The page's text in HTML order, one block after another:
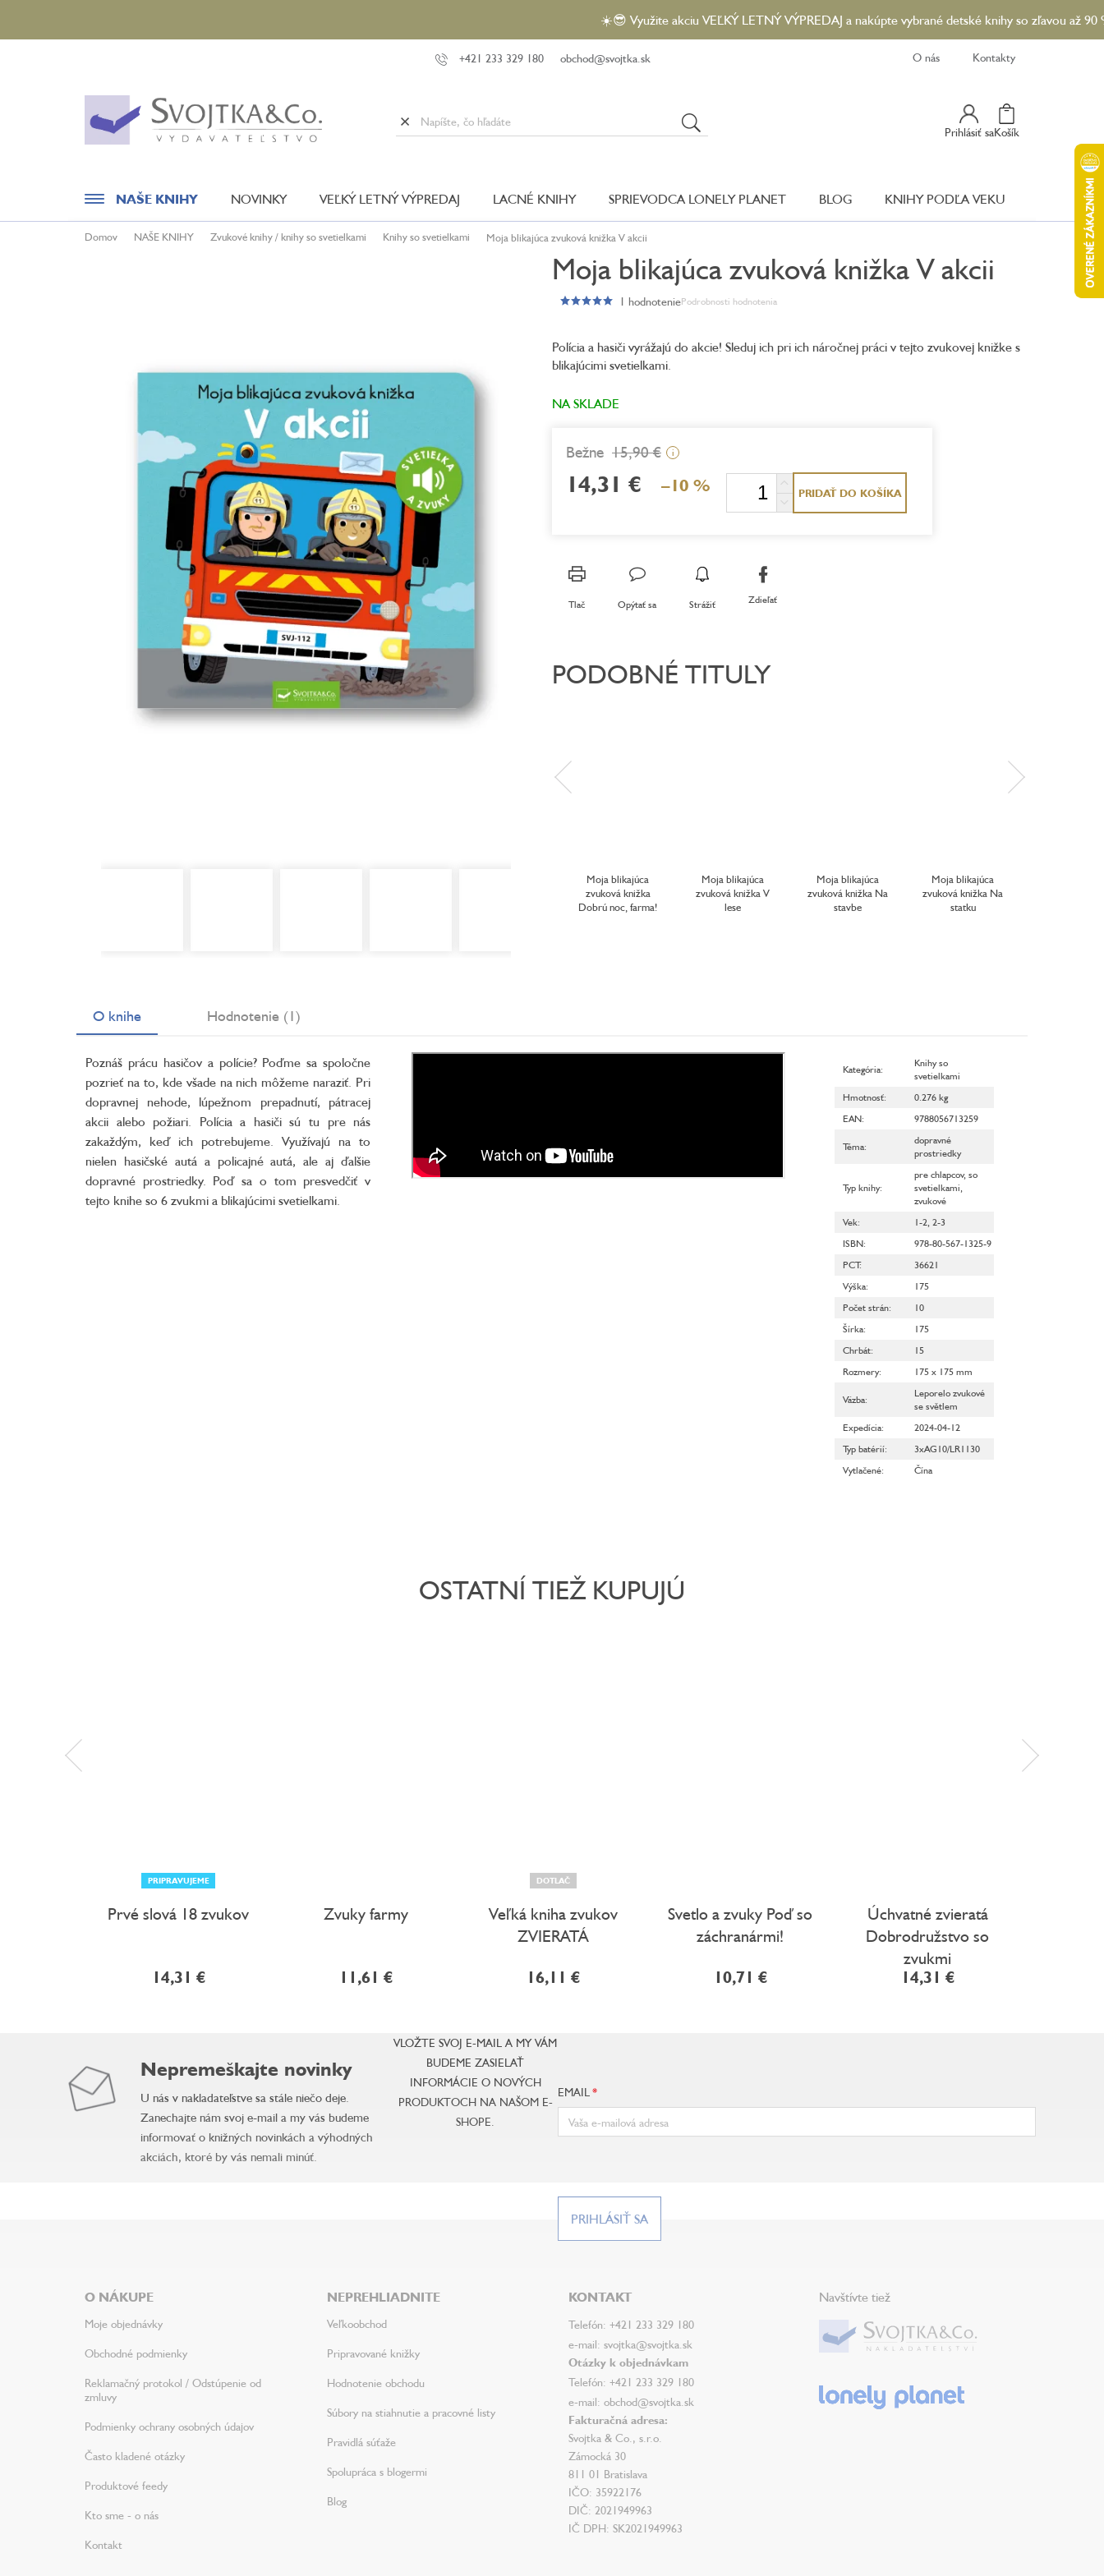
obsah
☀️😎 Využite akciu VEĽKÝ LETNÝ VÝPREDAJ a nakúpte vybrané detské knihy so zľavou až 90 %...😎☀️
+421 233 329 180 obchod@svojtka.sk O nás Kontakty
Prihlásiť sa
Nákupný
Košík
NAŠE KNIHY
Minipédie
Aktivity / Samolepky
Rozprávky a príbehy
NOVINKY VEĽKÝ LETNÝ VÝPREDAJ LACNÉ KNIHY SPRIEVODCA LONELY PLANET BLOG KNIHY PODĽA VEKU
Domov NAŠE KNIHY Zvukové knihy / knihy so svetielkami Knihy so svetielkami Moja blikajúca zvuková knižka V akcii
Moja blikajúca zvuková knižka V akcii
Podrobnosti hodnotenia
Priemerné
je
5,0
5
hviezdičiek.
1 hodnotenie
Polícia a hasiči vyrážajú do akcie! Sleduj ich pri ich náročnej práci v tejto zvukovej knižke s
blikajúcimi svetielkami.
NA SKLADE
15,90 € i
14,31 € –10 % PRIDAŤ DO KOŠÍKA
Tlač Opýtať sa Strážiť Zdieľať
PODOBNÉ TITULY
Moja blikajúca
zvuková knižka
Dobrú noc, farma!
Moja blikajúca
zvuková knižka V
lese
Moja blikajúca
zvuková knižka Na
stavbe
Moja blikajúca
zvuková knižka Na
statku
O knihe Hodnotenie (1)
Poznáš prácu hasičov a polície? Poďme sa spoločne
pozrieť na to, kde všade na nich môžeme naraziť. Pri
dopravnej nehode, lúpežnom prepadnutí, pátracej
akcii alebo požiari. Polícia a hasiči sú tu pre nás
zakaždým, keď ich potrebujeme. Využívajú na to
nielen hasičské autá a policajné autá, ale aj ďalšie
dopravné prostriedky. Poď sa o tom presvedčiť v
tejto knihe so 6 zvukmi a blikajúcimi svetielkami.
Kategória:
Knihy so
svetielkami
Hmotnosť:
0.276 kg
EAN: 9788056713259
Téma:
dopravné
prostriedky
Typ knihy:
pre chlapcov, so
svetielkami,
zvukové
Vek: 1-2, 2-3
ISBN:
978-80-567-1325-9
PCT:
36621
Výška:
175
Počet strán:
10
Šírka:
175
Chrbát:
15
Rozmery: 175 x 175 mm
Väzba:
Leporelo zvukové
se světlem
Expedícia:
2024-04-12
Typ batérií:
3xAG10/LR1130
Vytlačené: Čína
OSTATNÍ TIEŽ KUPUJÚ
PRIPRAVUJEME
Prvé slová 18 zvukov
14,31 €
Zvuky farmy
11,61 €
DOTLAČ
Veľká kniha zvukov
ZVIERATÁ
16,11 €
Svetlo a zvuky Poď so
záchranármi!
10,71 €
Úchvatné zvieratá
Dobrodružstvo so
zvukmi
14,31 €
Nepremeškajte novinky
U nás v nakladateľstve sa stále niečo deje.
Zanechajte nám svoj e-mail a my vás budeme
informovať o knižných novinkách a výhodných
akciách, ktoré by vás nemali minúť.
VLOŽTE SVOJ E-MAIL A MY VÁM
BUDEME ZASIELAŤ
INFORMÁCIE O NOVÝCH
PRODUKTOCH NA NAŠOM E-
SHOPE.
EMAIL
PRIHLÁSIŤ SA
O NÁKUPE
Moje objednávky
Obchodné podmienky
Reklamačný protokol / Odstúpenie od
zmluvy
Podmienky ochrany osobných údajov
Často kladené otázky
Produktové feedy
Kto sme - o nás
Kontakt
NEPREHLIADNITE
Veľkoobchod
Pripravované knižky
Hodnotenie obchodu
Súbory na stiahnutie a pracovné listy
Pravidlá súťaže
Spolupráca s blogermi
Blog
KONTAKT
Telefón: +421 233 329 180
e-mail: svojtka@svojtka.sk
Otázky k objednávkam
Telefón: +421 233 329 180
e-mail: obchod@svojtka.sk
Fakturačná adresa:
Svojtka & Co., s.r.o.
Zámocká 30
811 01 Bratislava
IČO: 35922176
DIČ: 2021949963
IČ DPH: SK2021949963
Navštívte tiež